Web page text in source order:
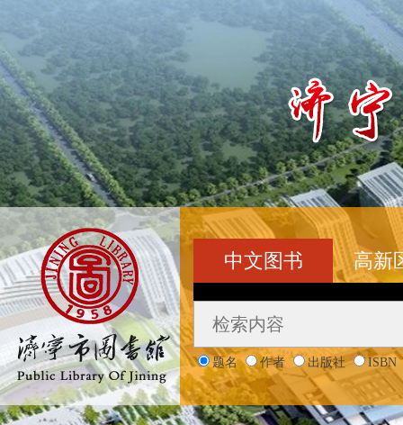
中文图书
题名 作者 出版社 ISBN
高新